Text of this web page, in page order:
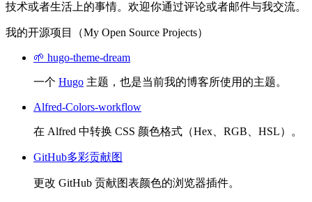
技术或者生活上的事情。欢迎你通过评论或者邮件与我交流。
我的开源项目（My Open Source Projects）
🌱 hugo-theme-dream
一个 Hugo 主题，也是当前我的博客所使用的主题。
Alfred-Colors-workflow
在 Alfred 中转换 CSS 颜色格式（Hex、RGB、HSL）。
GitHub多彩贡献图
更改 GitHub 贡献图表颜色的浏览器插件。